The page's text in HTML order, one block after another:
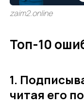
zaim2.online
Топ-10
1.
читая его